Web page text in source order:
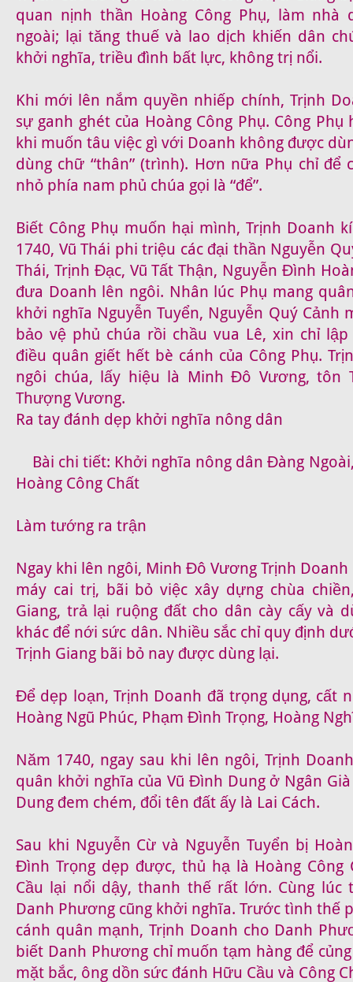
quan nịnh thần Hoàng Công Phụ, làm
ngoài; lại tăng thuế và lao dịch khiến dân
khởi nghĩa, triều đình bất lực, không trị nổi.
Khi mới lên nắm quyền nhiếp chính, Trịnh
sự ganh ghét của Hoàng Công Phụ. Công
khi muốn tâu việc gì với Doanh không được
dùng chữ “thân” (trình). Hơn nữa Phụ chỉ để
nhỏ phía nam phủ chúa gọi là “để”.
Biết Công Phụ muốn hại mình, Trịnh Doanh
1740, Vũ Thái phi triệu các đại thần Nguyễn
Thái, Trịnh Đạc, Vũ Tất Thận, Nguyễn Đình
đưa Doanh lên ngôi. Nhân lúc Phụ mang
khởi nghĩa Nguyễn Tuyển, Nguyễn Quý Cảnh
bảo vệ phủ chúa rồi chầu vua Lê, xin chỉ
điều quân giết hết bè cánh của Công Phụ.
ngôi chúa, lấy hiệu là Minh Đô Vương, tôn
Thượng Vương.
Ra tay đánh dẹp khởi nghĩa nông dân
Bài chi tiết: Khởi nghĩa nông dân Đàng
Hoàng Công Chất
Làm tướng ra trận
Ngay khi lên ngôi, Minh Đô Vương Trịnh
máy cai trị, bãi bỏ việc xây dựng chùa
Giang, trả lại ruộng đất cho dân cày cấy và
khác để nới sức dân. Nhiều sắc chỉ quy định
Trịnh Giang bãi bỏ nay được dùng lại.
Để dẹp loạn, Trịnh Doanh đã trọng dụng, cất
Hoàng Ngũ Phúc, Phạm Đình Trọng, Hoàng
Năm 1740, ngay sau khi lên ngôi, Trịnh
quân khởi nghĩa của Vũ Đình Dung ở Ngân
Dung đem chém, đổi tên đất ấy là Lai Cách.
Sau khi Nguyễn Cừ và Nguyễn Tuyển bị
Đình Trọng dẹp được, thủ hạ là Hoàng Công
Cầu lại nổi dậy, thanh thế rất lớn. Cùng lúc
Danh Phương cũng khởi nghĩa. Trước tình thế
cánh quân mạnh, Trịnh Doanh cho Danh
biết Danh Phương chỉ muốn tạm hàng để
mặt bắc, ông dồn sức đánh Hữu Cầu và Công